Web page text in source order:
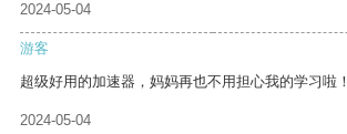
2024-05-04
游客
超级好用的加速器，妈妈再也不用担心我的学习啦！
2024-05-04